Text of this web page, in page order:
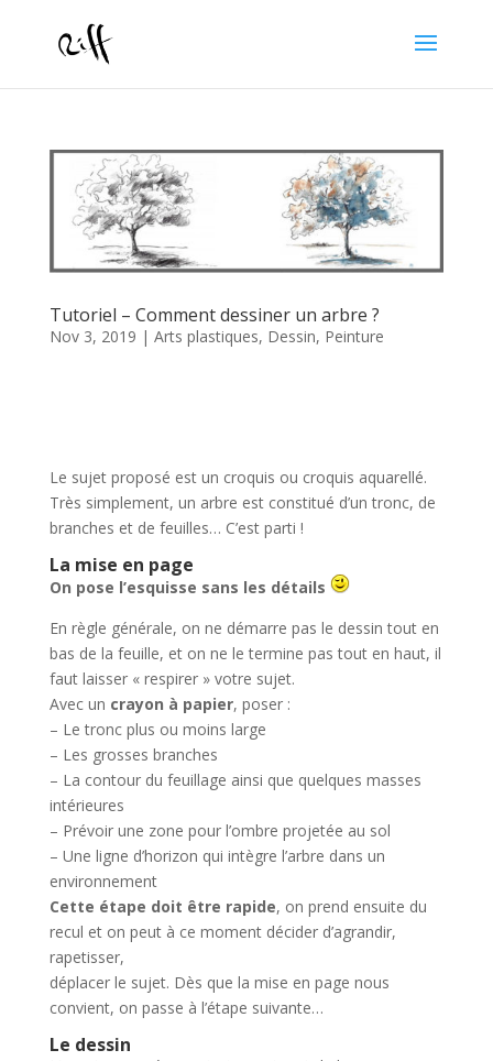
Tutoriel – Comment dessiner un arbre ?
Nov 3, 2019 | Arts plastiques, Dessin, Peinture
Le sujet proposé est un croquis ou croquis aquarellé.
Très simplement, un arbre est constitué d’un tronc, de
branches et de feuilles… C’est parti !
La mise en page
On pose l’esquisse sans les détails
En règle générale, on ne démarre pas le dessin tout en
bas de la feuille, et on ne le termine pas tout en haut, il
faut laisser « respirer » votre sujet.
Avec un crayon à papier, poser :
– Le tronc plus ou moins large
– Les grosses branches
– La contour du feuillage ainsi que quelques masses
intérieures
– Prévoir une zone pour l’ombre projetée au sol
– Une ligne d’horizon qui intègre l’arbre dans un
environnement
Cette étape doit être rapide, on prend ensuite du
recul et on peut à ce moment décider d’agrandir,
rapetisser,
déplacer le sujet. Dès que la mise en page nous
convient, on passe à l’étape suivante…
Le dessin